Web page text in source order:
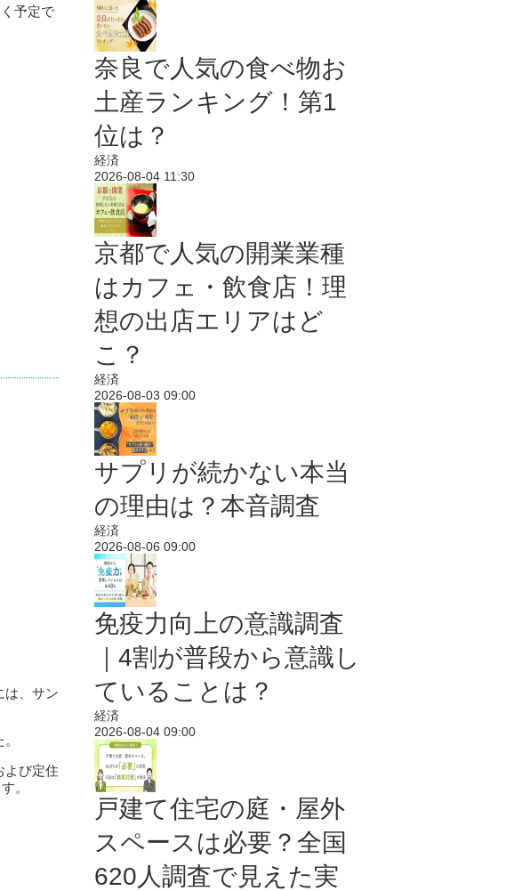
予定で
は、サン
よび定住
。
奈良で人気の食べ物お
土産ランキング！第1
位は？
経済
2026-08-04 11:30
京都で人気の開業業種
はカフェ・飲食店！理
想の出店エリアはど
こ？
経済
2026-08-03 09:00
サプリが続かない本当
の理由は？本音調査
経済
2026-08-06 09:00
免疫力向上の意識調査
｜4割が普段から意識し
ていることは？
経済
2026-08-04 09:00
戸建て住宅の庭・屋外
スペースは必要？全国
620人調査で見えた実